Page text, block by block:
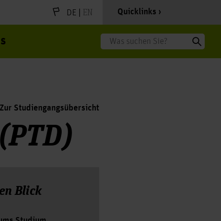
DE | EN Quicklinks
Suche
Zur Studiengangsübersicht
Blick